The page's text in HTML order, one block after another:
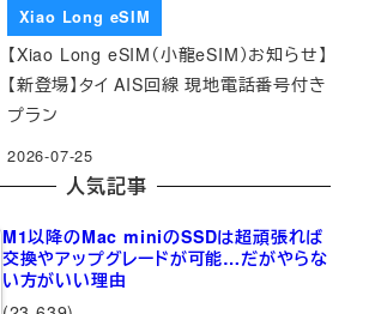
Xiao Long eSIM
【Xiao Long eSIM（小龍eSIM）お知らせ】
【新登場】タイ AIS回線 現地電話番号付き
プラン
2026-07-25
人気記事
M1以降のMac miniのSSDは超頑張れば
交換やアップグレードが可能…だがやらな
い方がいい理由